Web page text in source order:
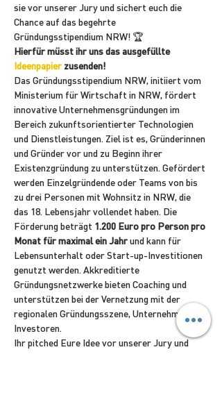
sie vor unserer Jury und sichert euch die
Chance auf das begehrte
Gründungsstipendium NRW! 🏆
Hierfür müsst ihr uns das ausgefüllte
Ideenpapier zusenden!
Das Gründungsstipendium NRW, initiiert vom
Ministerium für Wirtschaft in NRW, fördert
innovative Unternehmensgründungen im
Bereich zukunftsorientierter Technologien
und Dienstleistungen. Ziel ist es, Gründerinnen
und Gründer vor und zu Beginn ihrer
Existenzgründung zu unterstützen. Gefördert
werden Einzelgründende oder Teams von bis
zu drei Personen mit Wohnsitz in NRW, die
das 18. Lebensjahr vollendet haben. Die
Förderung beträgt 1.200 Euro pro Person pro
Monat für maximal ein Jahr und kann für
Lebensunterhalt oder Start-up-Investitionen
genutzt werden. Akkreditierte
Gründungsnetzwerke bieten Coaching und
unterstützen bei der Vernetzung mit der
regionalen Gründungsszene, Unternehmen und
Investoren.
Ihr pitched Eure Idee vor unserer Jury und